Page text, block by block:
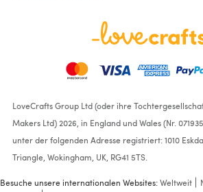
LoveCrafts Group Ltd (oder ihre
Makers Ltd) 2026, in England und Wales (Nr.
unter der folgenden Adresse registriert: 1010
Triangle, Wokingham, UK, RG41 5TS.
Besuche unsere internationalen Websites:Weltweit